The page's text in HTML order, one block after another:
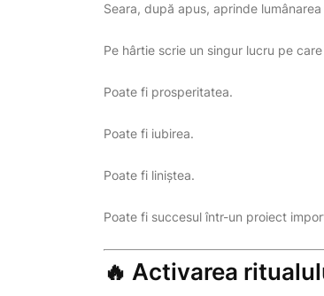
Seara, după apus, aprinde
Pe hârtie scrie un singur lucru pe
Poate fi prosperitatea.
Poate fi iubirea.
Poate fi liniștea.
Poate fi succesul într-un proiect
🔥 Activarea